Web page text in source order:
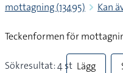
mottagning (13495) Kan
Teckenformen för
Sökresultat: 4 st Lägg